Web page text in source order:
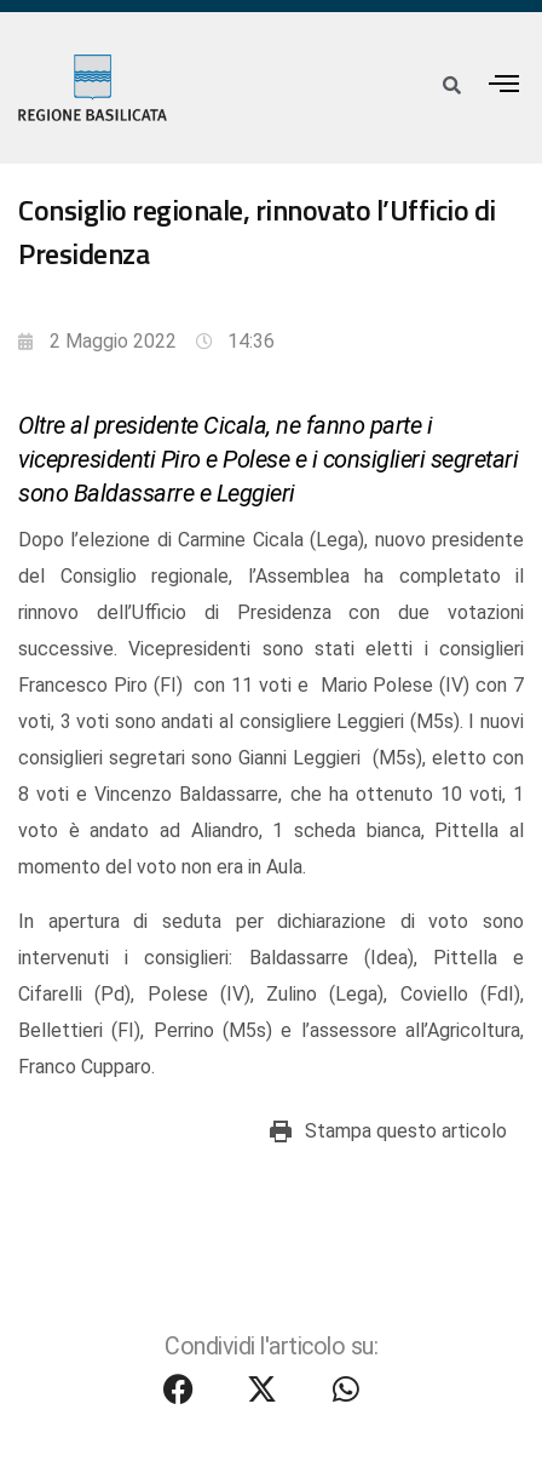
Consiglio regionale, rinnovato l’Ufficio di
Presidenza
2 Maggio 2022 14:36
Oltre al presidente Cicala, ne fanno parte i
vicepresidenti Piro e Polese e i consiglieri segretari
sono Baldassarre e Leggieri
Dopo l’elezione di Carmine Cicala (Lega), nuovo presidente
del Consiglio regionale, l’Assemblea ha completato il
rinnovo dell’Ufficio di Presidenza con due votazioni
successive. Vicepresidenti sono stati eletti i consiglieri
Francesco Piro (FI) con 11 voti e Mario Polese (IV) con 7
voti, 3 voti sono andati al consigliere Leggieri (M5s). I nuovi
consiglieri segretari sono Gianni Leggieri (M5s), eletto con
8 voti e Vincenzo Baldassarre, che ha ottenuto 10 voti, 1
voto è andato ad Aliandro, 1 scheda bianca, Pittella al
momento del voto non era in Aula.
In apertura di seduta per dichiarazione di voto sono
intervenuti i consiglieri: Baldassarre (Idea), Pittella e
Cifarelli (Pd), Polese (IV), Zulino (Lega), Coviello (FdI),
Bellettieri (FI), Perrino (M5s) e l’assessore all’Agricoltura,
Franco Cupparo.
Stampa questo articolo
Condividi l'articolo su: